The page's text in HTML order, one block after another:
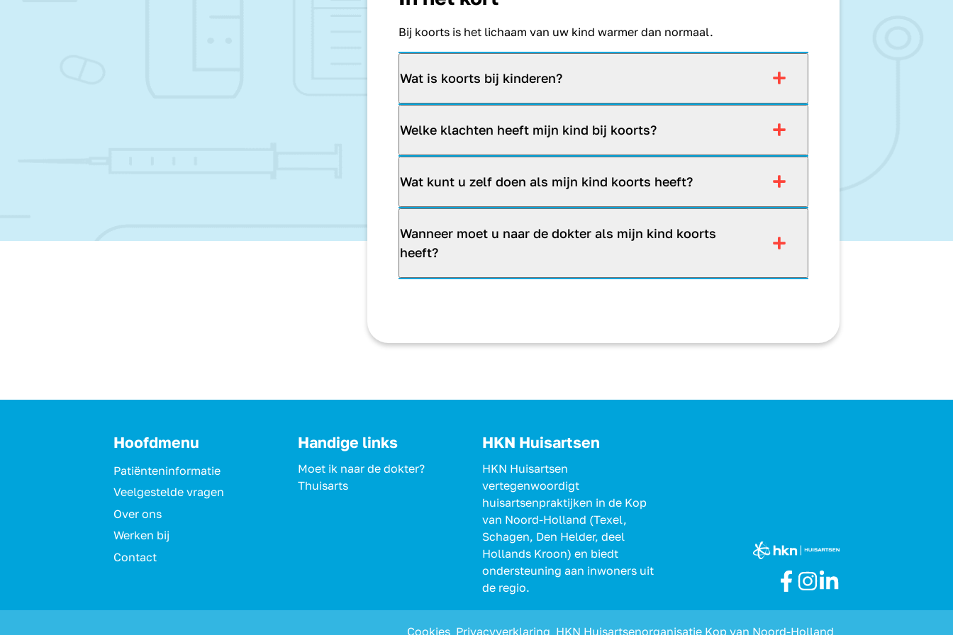
Bij koorts is het lichaam van uw kind warmer dan normaal.
Wat is koorts bij kinderen?
Welke klachten heeft mijn kind bij koorts?
Wat kunt u zelf doen als mijn kind koorts heeft?
Wanneer moet u naar de dokter als mijn kind koorts
heeft?
Hoofdmenu
Patiënteninformatie
Veelgestelde vragen
Over ons
Werken bij
Contact
Handige links
Moet ik naar de dokter?
Thuisarts
HKN Huisartsen
HKN Huisartsen
vertegenwoordigt
huisartsenpraktijken in de Kop
van Noord-Holland (Texel,
Schagen, Den Helder, deel
Hollands Kroon) en biedt
ondersteuning aan inwoners uit
de regio.
Cookies Privacyverklaring HKN Huisartsenorganisatie Kop van Noord-Holland